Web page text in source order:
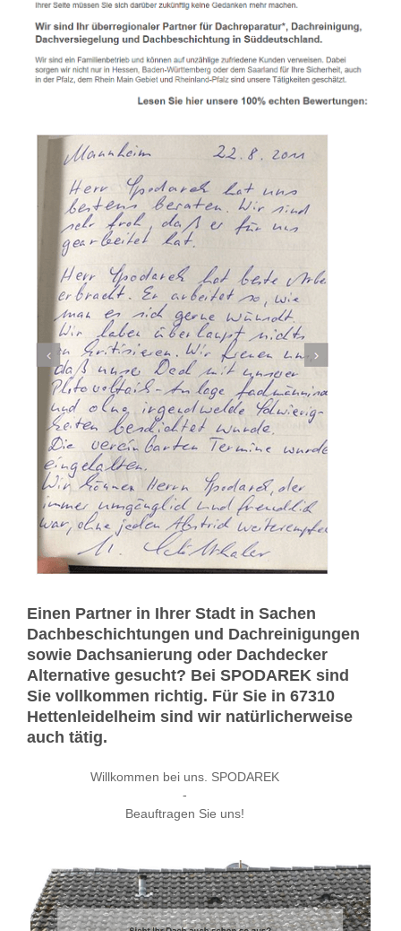
Einen Partner in Ihrer Stadt in Sachen
Dachbeschichtungen und Dachreinigungen
sowie Dachsanierung oder Dachdecker
Alternative gesucht? Bei SPODAREK sind
Sie vollkommen richtig. Für Sie in 67310
Hettenleidelheim sind wir natürlicherweise
auch tätig.
Willkommen bei uns. SPODAREK
-
Beauftragen Sie uns!